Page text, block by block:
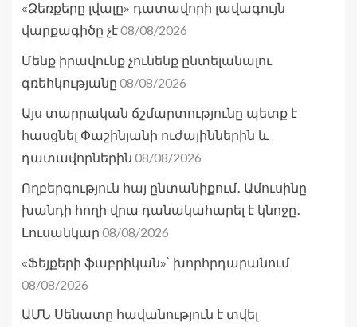
«Ձեռքերը լվալը» դատավորի լավագույն
վարքագիծը չէ08/08/2026
Մենք իրավունք չունենք ընտելանալու
գռեհկությանը 08/08/2026
Այս տարրական ճշմարտությունը պետք է
հասցնել Փաշինյանի ուժայիններին և
դատավորներին 08/08/2026
Ողբերգություն հայ ընտանիքում․ Ամուսինը
խանդի հողի վրա դանակահարել է կնոջը․
Լուսանկար 08/08/2026
«Ֆեյքերի ֆաբրիկան»՝ խորհրդարանում
08/08/2026
ԱՄՆ Սենատը հավանություն է տվել